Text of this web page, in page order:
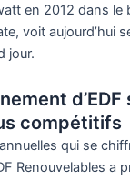
en 2012 dans le
voit aujourd’hui
jour.
d’EDF
compétitifs
qui se
Renouvelables a